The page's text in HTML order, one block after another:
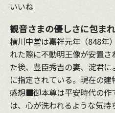
いいね
観音さまの優しさに包ま
横川中堂は嘉祥元年（848年
れた際に不動明王像が安置
た後、豊臣秀吉の妻、淀君
に指定されている。現在の建
感想■御本尊は平安時代の作
は、心が洗われるような気持